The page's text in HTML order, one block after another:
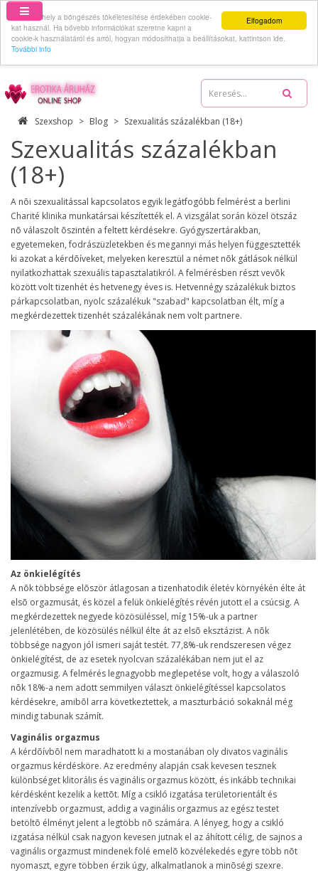
Elfogadom
Ez a webhely a böngészés tökéletesítése érdekében cookie-
kat használ. Ha bővebb információkat szeretne kapni a
cookie-k használatáról és arról, hogyan módosíthatja a beállításokat, kattintson ide.
További info
Szexshop Blog Szexualitás százalékban (18+)
Szexualitás százalékban
(18+)
A nõi szexualitással kapcsolatos egyik legátfogóbb felmérést a berlini
Charité klinika munkatársai készítették el. A vizsgálat során közel ötszáz
nõ válaszolt õszintén a feltett kérdésekre. Gyógyszertárakban,
egyetemeken, fodrászüzletekben és megannyi más helyen függesztették
ki azokat a kérdõíveket, melyeken keresztül a német nõk gátlások nélkül
nyilatkozhattak szexuális tapasztalatikról. A felmérésben részt vevõk
között volt tizenhét és hetvenegy éves is. Hetvennégy százalékuk biztos
párkapcsolatban, nyolc százalékuk "szabad" kapcsolatban élt, míg a
megkérdezettek tizenhét százalékának nem volt partnere.
Az önkielégítés
A nõk többsége elõször átlagosan a tizenhatodik életév környékén élte át
elsõ orgazmusát, és közel a felük önkielégítés révén jutott el a csúcsig. A
megkérdezettek negyede közösüléssel, míg 15%-uk a partner
jelenlétében, de közösülés nélkül élte át az elsõ eksztázist. A nõk
többsége nagyon jól ismeri saját testét. 77,8%-uk rendszeresen végez
önkielégítést, de az esetek nyolcvan százalékában nem jut el az
orgazmusig. A felmérés legnagyobb meglepetése volt, hogy a válaszoló
nõk 18%-a nem adott semmilyen választ önkielégítéssel kapcsolatos
kérdésekre, amibõl arra következtettek, a maszturbáció sokaknál még
mindig tabunak számít.
Vaginális orgazmus
A kérdõívbõl nem maradhatott ki a mostanában oly divatos vaginális
orgazmus kérdésköre. Az eredmény alapján csak kevesen tesznek
különbséget klitorális és vaginális orgazmus között, és inkább technikai
kérdésként kezelik a kettõt. Míg a csikló izgatása területorientált és
intenzívebb orgazmust, addig a vaginális orgazmus az egész testet
betöltõ élményt jelent a legtöbb nõ számára. A lényeg, hogy a csikló
izgatása nélkül csak nagyon kevesen jutnak el az áhított célig, de sajnos a
vaginális orgazmust mindenek fölé emelõ közvélekedés egyre több nõt
nyomaszt, egyre többen érzik úgy, alkalmatlanok a minõségi szexre.